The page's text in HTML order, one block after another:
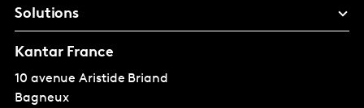
Solutions
Kantar France
10 avenue Aristide Briand
Bagneux